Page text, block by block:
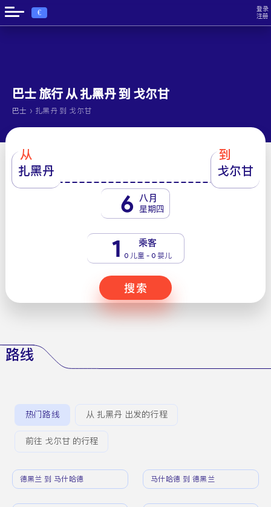
€
登录
注册
巴士 旅行 从 扎黑丹 到 戈尔甘
巴士 › 扎黑丹 到 戈尔甘
从
扎黑丹
到
戈尔甘
6 八月
星期四
1 乘客
0 儿童 - 0 婴儿
搜索
路线
热门路线 从 扎黑丹 出发的行程
前往 戈尔甘 的行程
德黑兰 到 马什哈德 马什哈德 到 德黑兰